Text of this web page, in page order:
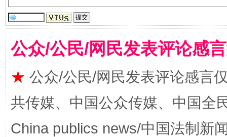
公众/公民/网民发表评论感
★ 公众/公民/网民发表评论感言
共传媒、中国公众传媒、中国全
China publics news/中国法制新